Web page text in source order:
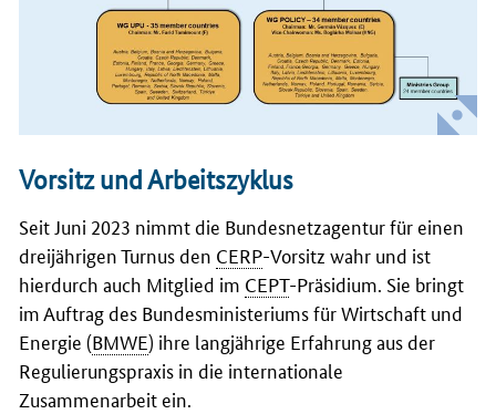
Vorsitz und Arbeitszyklus
Seit Juni 2023 nimmt die Bundesnetzagentur für einen
dreijährigen Turnus den CERP-Vorsitz wahr und ist
hierdurch auch Mitglied im CEPT-Präsidium. Sie bringt
im Auftrag des Bundesministeriums für Wirtschaft und
Energie (BMWE) ihre langjährige Erfahrung aus der
Regulierungspraxis in die internationale
Zusammenarbeit ein.